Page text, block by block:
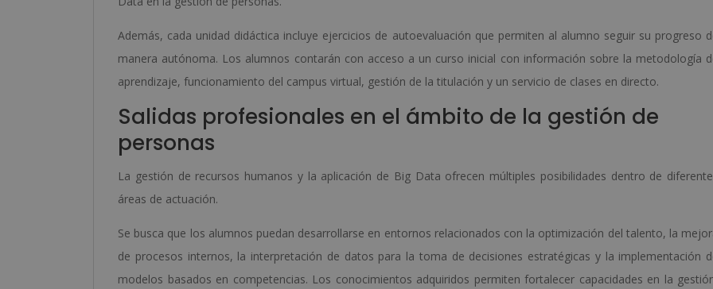
Además, cada unidad didáctica incluye ejercicios de autoevaluación que permiten al alumno seguir su progreso
manera autónoma. Los alumnos contarán con acceso a un curso inicial con información sobre la metodología
aprendizaje, funcionamiento del campus virtual, gestión de la titulación y un servicio de clases en directo.
Salidas profesionales en el ámbito de la gestión de
personas
La gestión de recursos humanos y la aplicación de Big Data ofrecen múltiples posibilidades dentro de
áreas de actuación.
Se busca que los alumnos puedan desarrollarse en entornos relacionados con la optimización del talento, la
de procesos internos, la interpretación de datos para la toma de decisiones estratégicas y la implementación
modelos basados en competencias. Los conocimientos adquiridos permiten fortalecer capacidades en la